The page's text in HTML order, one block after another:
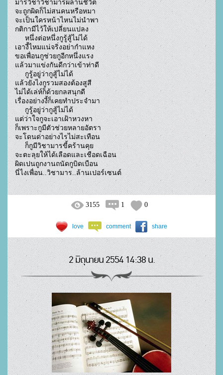
มารวิชาวิชามารผลานชีวิต
จะถูกผิดก็ไม่สนคนหรือหมา
จะเป็นใครหน้าไหนไม่นำพา
กติกามีไว้ให้เปลี่ยนแปลง
     หนึ่งต่อหนึ่งกูรู้สู้ไม่ได้
เอางี้ไหมแน่จริ่งอย่ากำแหง
ขอเพื่อนกูช่วยกูอีกหนึ่งแรง
แล้วมาแข่งกันดีกว่าเข้าท่าดี
     กูรู้อยู่ว่ากูสู้ไม่ได้
แล้วยังไงกูรวมสองต้องสูสี
ไม่ได้เล่ห์ก็ด้วยกลสนุกดี
เรื่องอย่างงี้ก็เคยทำประจำมา
     กูรู้อยู่ว่ากูสู้ไม่ได้
แต่ว่าใจกูจะเอาเฝ้าหวงหา
ก็เพราะกูมีตัวช่วยหลายอัตรา
จะโดนด่าอย่างไรไม่สะเทือน
     ก็กูมีวิชามารขี้คร้านคุย
จะตะลุยให้ได้เลือดและเชือดเฉือน
ผิดเปนถูกงานถนัดกูบิดเบือน
นี่ไงเพื่อน..วิชามาร..ล้านเปอร์เซนต์
3155 1 0
love comment share
2 มิถุนายน 2554 14:38 น.